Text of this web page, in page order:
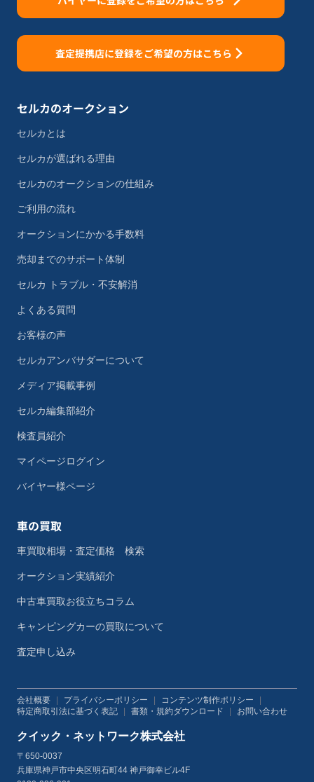
査定提携店に登録をご希望の方はこちら
セルカのオークション
セルカとは
セルカが選ばれる理由
セルカのオークションの仕組み
ご利用の流れ
オークションにかかる手数料
売却までのサポート体制
セルカ トラブル・不安解消
よくある質問
お客様の声
セルカアンバサダーについて
メディア掲載事例
セルカ編集部紹介
検査員紹介
マイページログイン
バイヤー様ページ
車の買取
車買取相場・査定価格 検索
オークション実績紹介
中古車買取お役立ちコラム
キャンピングカーの買取について
査定申し込み
会社概要 プライバシーポリシー コンテンツ制作ポリシー
特定商取引法に基づく表記
書類・規約ダウンロード お問い合わせ
クイック・ネットワーク株式会社
〒650-0037
兵庫県神戸市中央区明石町44 神戸御幸ビル4F